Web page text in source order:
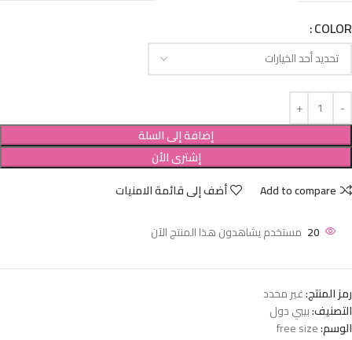
COLOR
إضافة إلى السلة
إشترى الأن
Add to compare
أضف إلى قائمة الامنيات
20 مستخدم يشاهدون هذا المنتج الآن
رمز المنتج:غير محدد
التصنيف:بيبي دول
الوسم:free size